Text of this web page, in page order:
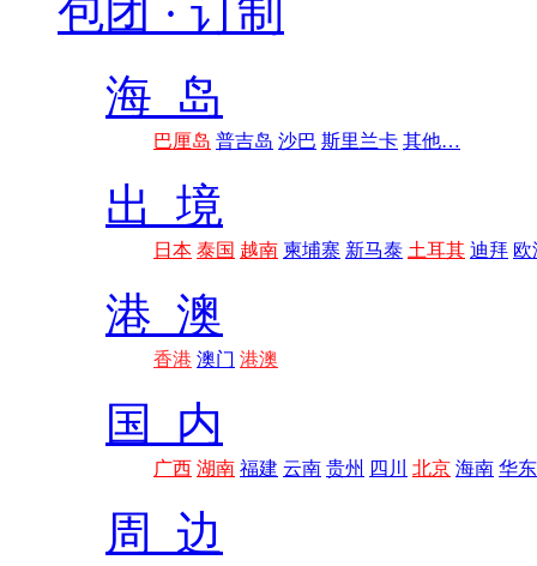
包团 · 订制
海 岛
巴厘岛 普吉岛 沙巴 斯里兰卡 其他…
出 境
日本 泰国 越南 柬埔寨 新马泰 土耳其 迪拜 欧
港 澳
香港 澳门 港澳
国 内
广西 湖南 福建 云南 贵州 四川 北京 海南 华东
周 边